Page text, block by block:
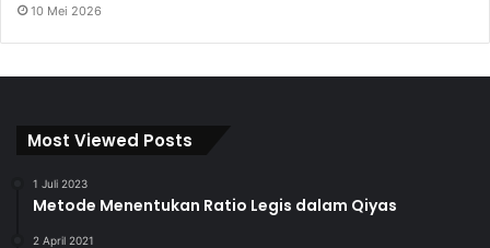
10 Mei 2026
Most Viewed Posts
1 Juli 2023
Metode Menentukan Ratio Legis dalam Qiyas
2 April 2021